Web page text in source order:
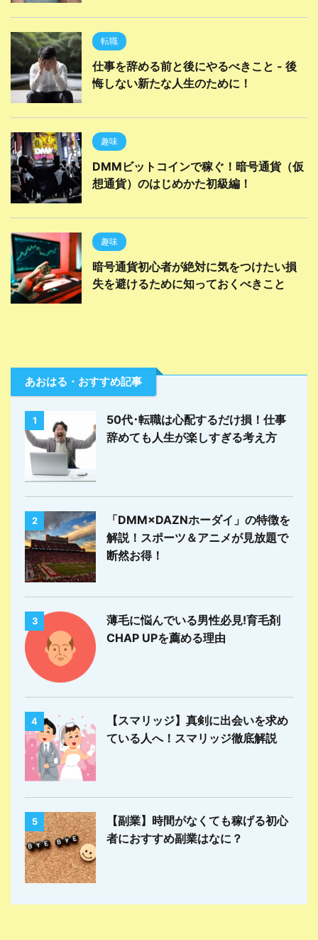
転職
仕事を辞める前と後にやるべきこと - 後
悔しない新たな人生のために！
趣味
DMMビットコインで稼ぐ！暗号通貨（仮
想通貨）のはじめかた初級編！
趣味
暗号通貨初心者が絶対に気をつけたい損
失を避けるために知っておくべきこと
あおはる・おすすめ記事
1
50代･転職は心配するだけ損！仕事
辞めても人生が楽しすぎる考え方
2
「DMM×DAZNホーダイ」の特徴を
解説！スポーツ＆アニメが見放題で
断然お得！
3
薄毛に悩んでいる男性必見!育毛剤
CHAP UPを薦める理由
4
【スマリッジ】真剣に出会いを求め
ている人へ！スマリッジ徹底解説
5
【副業】時間がなくても稼げる初心
者におすすめ副業はなに？